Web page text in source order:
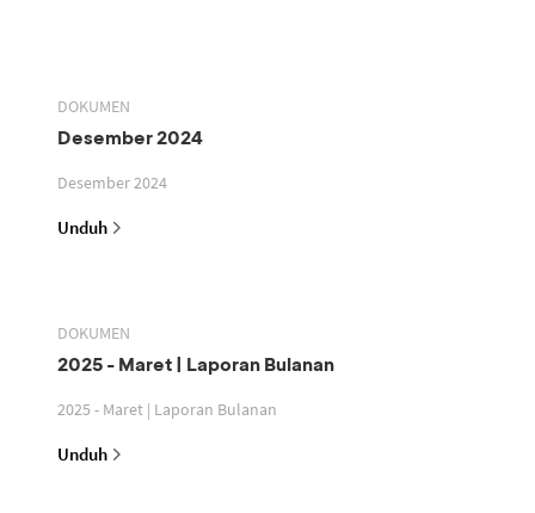
DOKUMEN
Desember 2024
Desember 2024
Unduh
DOKUMEN
2025 - Maret | Laporan Bulanan
2025 - Maret | Laporan Bulanan
Unduh